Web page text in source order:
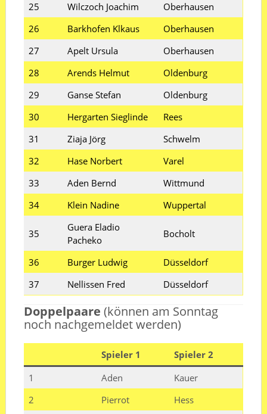
25
Wilczoch Joachim
Oberhausen
26
Barkhofen Klkaus
Oberhausen
27
Apelt Ursula
Oberhausen
28
Arends Helmut
Oldenburg
29
Ganse Stefan
Oldenburg
30
Hergarten Sieglinde
Rees
31
Ziaja Jörg
Schwelm
32
Hase Norbert
Varel
33
Aden Bernd
Wittmund
34
Klein Nadine Wuppertal
35
Guera Eladio
Pacheko
Bocholt
36 Burger Ludwig
Düsseldorf
37
Nellissen Fred Düsseldorf
Doppelpaare (können am Sonntag
noch nachgemeldet werden)
Spieler 1
Spieler 2
1
Aden
Kauer
2
Pierrot
Hess